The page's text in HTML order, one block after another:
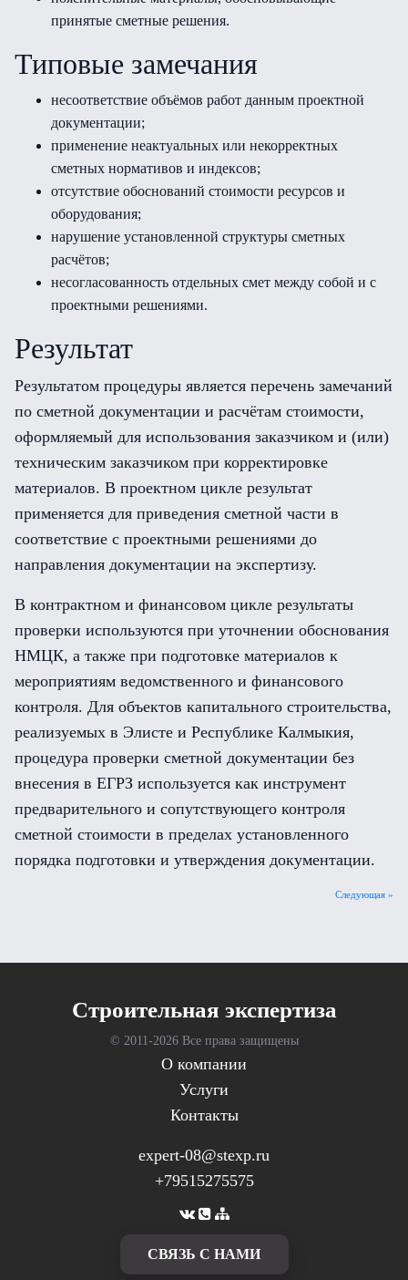
принятые сметные решения.
Типовые замечания
несоответствие объёмов работ данным проектной
документации;
применение неактуальных или некорректных
сметных нормативов и индексов;
отсутствие обоснований стоимости ресурсов и
оборудования;
нарушение установленной структуры сметных
расчётов;
несогласованность отдельных смет между собой и с
проектными решениями.
Результат
Результатом процедуры является перечень замечаний
по сметной документации и расчётам стоимости,
оформляемый для использования заказчиком и (или)
техническим заказчиком при корректировке
материалов. В проектном цикле результат
применяется для приведения сметной части в
соответствие с проектными решениями до
направления документации на экспертизу.
В контрактном и финансовом цикле результаты
проверки используются при уточнении обоснования
НМЦК, а также при подготовке материалов к
мероприятиям ведомственного и финансового
контроля. Для объектов капитального строительства,
реализуемых в Элисте и Республике Калмыкия,
процедура проверки сметной документации без
внесения в ЕГРЗ используется как инструмент
предварительного и сопутствующего контроля
сметной стоимости в пределах установленного
порядка подготовки и утверждения документации.
Следующая »
Cтроительная экспертиза
© 2011-2026 Все права защищены
О компании
Услуги
Контакты
expert-08@stexp.ru
+79515275575
CВЯЗЬ С НАМИ